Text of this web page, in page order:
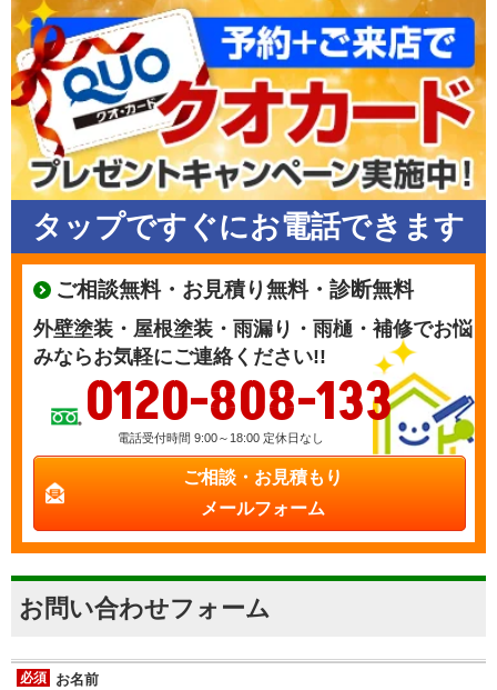
タップですぐにお電話できます
ご相談無料・お見積り無料・診断無料
外壁塗装・屋根塗装・雨漏り・雨樋・補修でお悩
みならお気軽にご連絡ください!!
0120-808-133
電話受付時間 9:00～18:00 定休日なし
ご相談・お見積もり
メールフォーム
お問い合わせフォーム
お名前
必須